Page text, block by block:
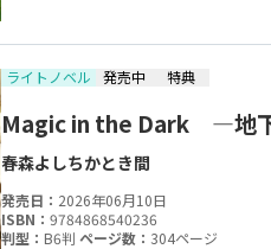
ライトノベル 発売中 特典
Magic in the Dark ―地
春森よしちかとき間
発売日： 2026年06月10日
ISBN： 9784868540236
判型： B6判 ページ数： 304ページ